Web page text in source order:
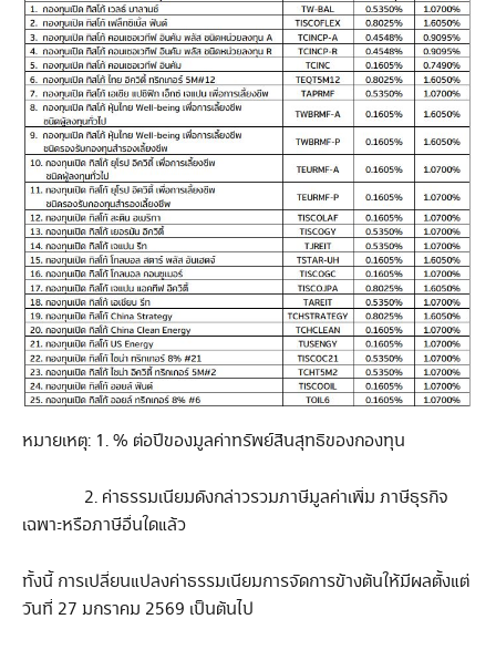
หมายเหตุ: 1. % ต่อปีของมูลค่าทรัพย์สินสุทธิของกองทุน
2. ค่าธรรมเนียมดังกล่าวรวมภาษีมูลค่าเพิ่ม ภาษีธุรกิจ
เฉพาะหรือภาษีอื่นใดแล้ว
ทั้งนี้ การเปลี่ยนแปลงค่าธรรมเนียมการจัดการข้างต้นให้มีผลตั้งแต่
วันที่ 27 มกราคม 2569 เป็นต้นไป